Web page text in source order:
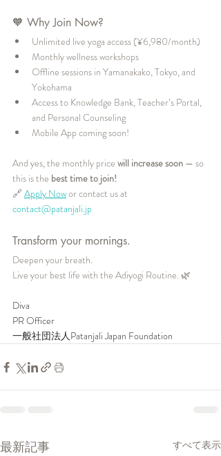
🧡 Why Join Now?
Unlimited live yoga access (¥6,980/month)
Monthly wellness workshops
Offline sessions in Yamanakako, Tokyo, and
Yokohama
Access to Knowledge Bank, Teacher’s Portal,
and Personal Counseling
Mobile App coming soon!
And yes, the monthly price will increase soon — so
this is the best time to join!
🔗 Apply Now or contact us at
contact@patanjali.jp
Transform your mornings.
Deepen your breath.
Live your best life with the Adiyogi Routine. 🌿
Diva
PR Officer
一般社団法人Patanjali Japan Foundation
最新記事 すべて表示